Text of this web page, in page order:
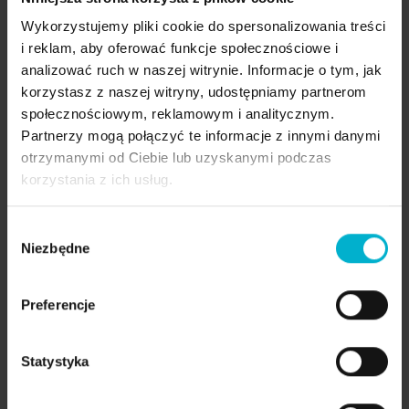
Wykorzystujemy pliki cookie do spersonalizowania treści
i reklam, aby oferować funkcje społecznościowe i
analizować ruch w naszej witrynie. Informacje o tym, jak
korzystasz z naszej witryny, udostępniamy partnerom
społecznościowym, reklamowym i analitycznym.
Partnerzy mogą połączyć te informacje z innymi danymi
otrzymanymi od Ciebie lub uzyskanymi podczas
korzystania z ich usług.
zgody
Niezbędne
Preferencje
Statystyka
z całkowitym bezzębiem,
z zębami w bardzo złym stanie,
nienadającymi się do leczenia,
które nie mogą nosić ruchomych protez z
powodu dyskomfortu, odruchu wymiotnego
lub ich niestabilności,
którym powiedziano, że mają za mało kości
pod klasyczne implanty (dzięki
często można uniknąć przeszczepu),
ostateczna decyzja o kwalifikacji należy
Estetyka, komfort i pewność siebie – ale przede